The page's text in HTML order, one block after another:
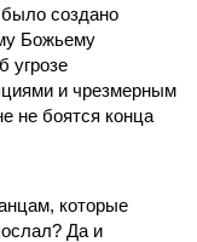
создано
Божьему
угрозе
и чрезмерным
не боятся конца
которые
Да и